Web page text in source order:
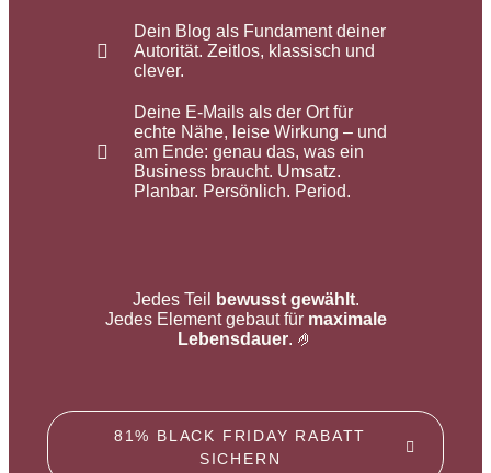
Dein Blog als Fundament deiner
Autorität. Zeitlos, klassisch und
clever.
Deine E-Mails als der Ort für
echte Nähe, leise Wirkung – und
am Ende: genau das, was ein
Business braucht. Umsatz.
Planbar. Persönlich. Period.
Jedes Teil bewusst gewählt.
Jedes Element gebaut für maximale
Lebensdauer. 🤌
81% BLACK FRIDAY RABATT
SICHERN